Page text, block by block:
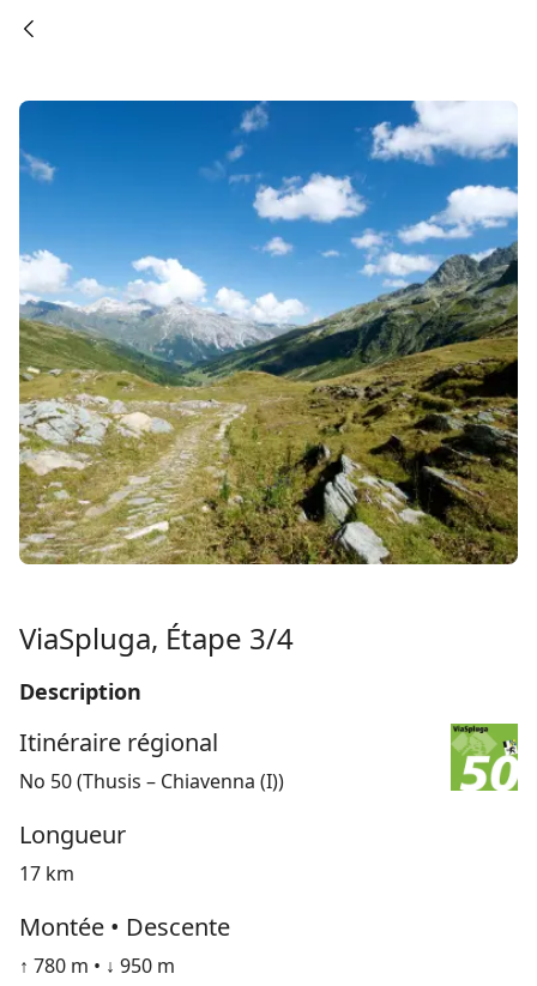
ViaSpluga, Étape 3/4
Description
Itinéraire régional
No 50 (Thusis – Chiavenna (I))
Longueur
17 km
Montée • Descente
↑ 780 m • ↓ 950 m